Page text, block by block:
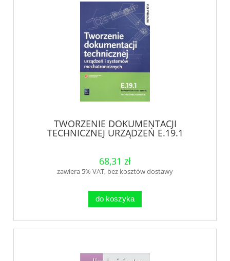
TWORZENIE DOKUMENTACJI
TECHNICZNEJ URZĄDZEŃ E.19.1
68,31 zł
zawiera 5% VAT, bez kosztów dostawy
do koszyka